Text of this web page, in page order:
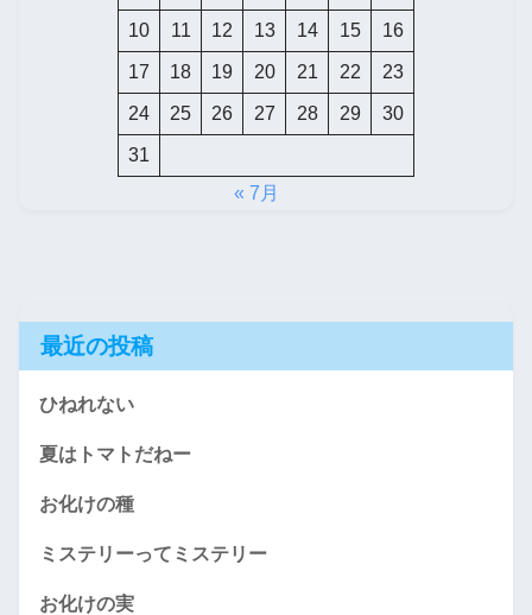
10 11 12 13 14 15 16
17 18 19 20 21 22 23
24 25 26 27 28 29 30
31
« 7月
最近の投稿
ひねれない
夏はトマトだねー
お化けの種
ミステリーってミステリー
お化けの実